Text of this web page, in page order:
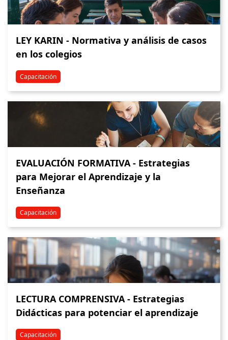
LEY KARIN - Normativa y análisis de casos
en los colegios
Capacitación
EVALUACIÓN FORMATIVA - Estrategias
para Mejorar el Aprendizaje y la
Enseñanza
Capacitación
LECTURA COMPRENSIVA - Estrategias
Didácticas para potenciar el aprendizaje
Capacitación